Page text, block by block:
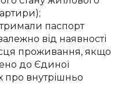
паспорт
від наявності
проживання, якщо
до Єдиної
про внутрішньо